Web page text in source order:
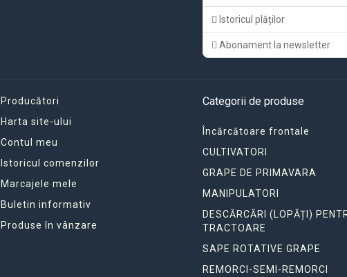
Istoricul plăților
Abonament la newsletter
Producători
Harta site-ului
Contul meu
Istoricul comenzilor
Marcajele mele
Buletin informativ
Produse în vânzare
Categorii de produse
Încărcătoare frontale
CULTIVATORI
GRAPE DE PRIMAVARA
MANIPULATORI
DESCĂRCĂRI (LOPĂȚI)
TRACTOARE
SAPE ROTATIVE GRAPE
REMORCI-SEMI-REMORCI